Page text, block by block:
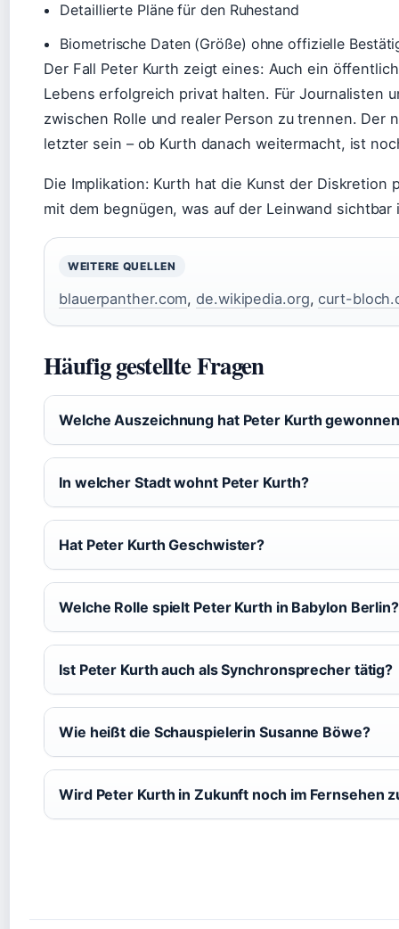
Detaillierte Pläne für den Ruhestand
Biometrische Daten (Größe) ohne offizielle
Der Fall Peter Kurth zeigt eines: Auch ein
Lebens erfolgreich privat halten. Für Journalisten
zwischen Rolle und realer Person zu trennen. Der
letzter sein – ob Kurth danach weitermacht, ist
Die Implikation: Kurth hat die Kunst der
mit dem begnügen, was auf der Leinwand sichtbar
WEITERE QUELLEN
blauerpanther.com,de.wikipedia.org,curt-
Häufig gestellte Fragen
Welche Auszeichnung hat Peter Kurth
In welcher Stadt wohnt Peter Kurth?
Hat Peter Kurth Geschwister?
Welche Rolle spielt Peter Kurth in Babylon Berlin?
Ist Peter Kurth auch als Synchronsprecher tätig?
Wie heißt die Schauspielerin Susanne Böwe?
Wird Peter Kurth in Zukunft noch im Fernsehen